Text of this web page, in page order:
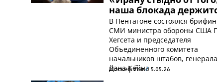
наша блокада
В Пентагоне состоялся
СМИ министра обороны США
Хегсета и председателя
Объединенного комитета
начальников штабов,
Дэна Кейна
Йоссеф Йак 5.05.26